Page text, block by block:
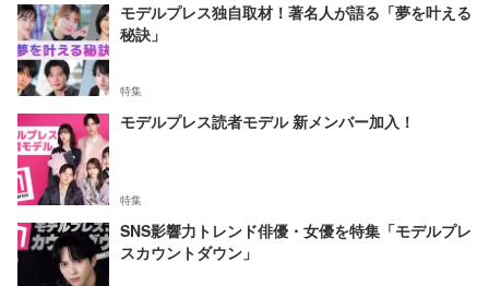
モデルプレス独自取材！著名人が語る「夢を叶える
秘訣」
特集
モデルプレス読者モデル 新メンバー加入！
特集
SNS影響力トレンド俳優・女優を特集「モデルプレ
スカウントダウン」